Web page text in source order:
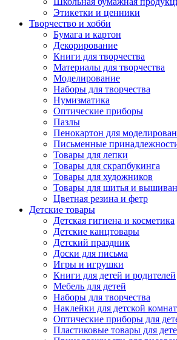
Этикетки и ценники
Творчество и хобби
Бумага и картон
Декорирование
Книги для творчества
Материалы для творчества
Моделирование
Наборы для творчества
Нумизматика
Оптические приборы
Пазлы
Пенокартон для
Письменные
Товары для лепки
Товары для скрапбукинга
Товары для художников
Товары для шитья и
Цветная резина и фетр
Детские товары
Детская гигиена и косметика
Детские канцтовары
Детский праздник
Доски для письма
Игры и игрушки
Книги для детей и родителей
Мебель для детей
Наборы для творчества
Наклейки для детской
Оптические приборы для
Пластиковые товары для